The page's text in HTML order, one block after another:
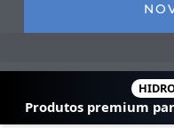
Produtos premium